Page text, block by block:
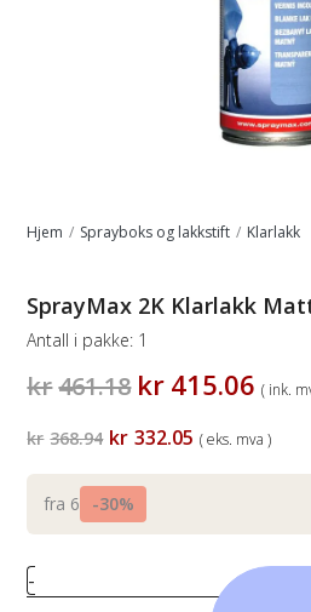
Hjem / Sprayboks og lakkstift / Klarlakk
SprayMax 2K Klarlakk
kr461.18 Opprinnelig
pris
var:
kr461.18.
kr 415.06
pris
er:
( ink.
fra 6 -30%
Antall i pakke: 1
-
kr 368.94 Opprinnelig
var:
kr368.94.
kr 332.05
pris
er:
( eks. mva )